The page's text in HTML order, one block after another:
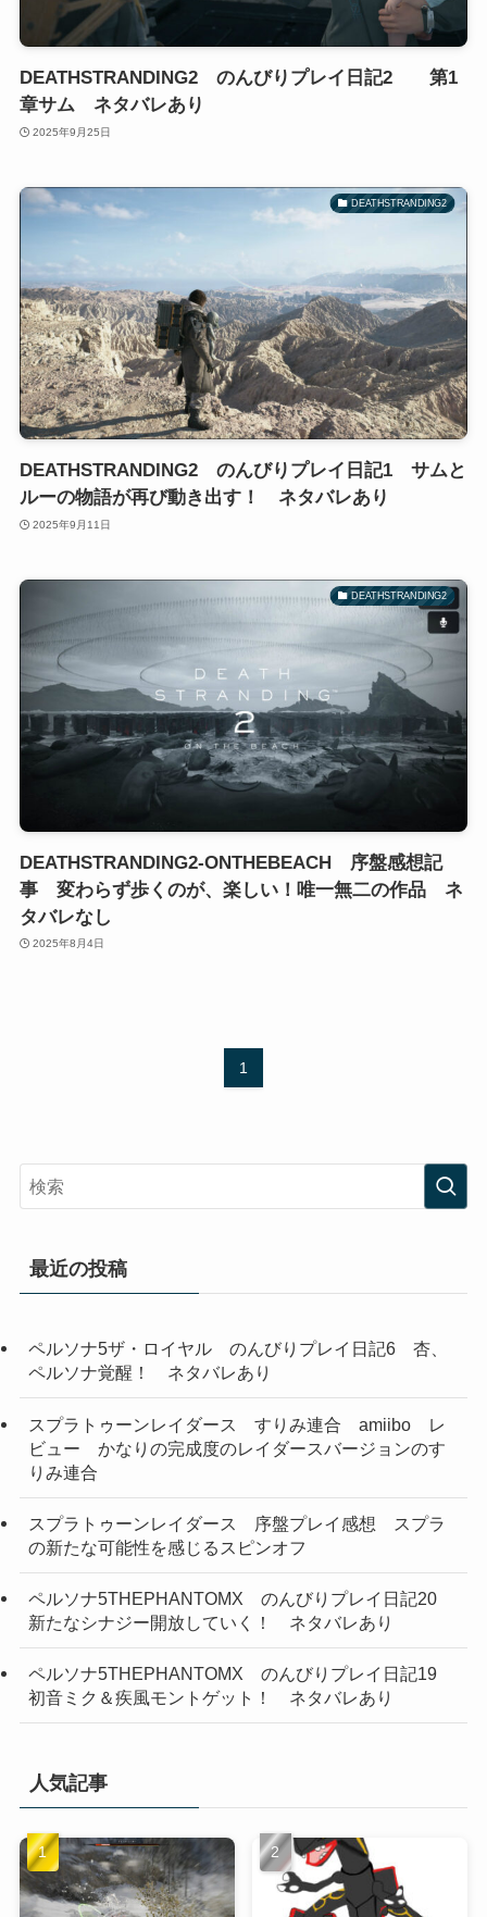
DEATHSTRANDING2 のんびりプレイ日記2 第1
章サム ネタバレあり
2025年9月25日
DEATHSTRANDING2
DEATHSTRANDING2 のんびりプレイ日記1 サムと
ルーの物語が再び動き出す！ ネタバレあり
2025年9月11日
DEATHSTRANDING2
DEATHSTRANDING2-ONTHEBEACH 序盤感想記
事 変わらず歩くのが、楽しい！唯一無二の作品 ネ
タバレなし
2025年8月4日
1
最近の投稿
ペルソナ5ザ・ロイヤル のんびりプレイ日記6 杏、
ペルソナ覚醒！ ネタバレあり
スプラトゥーンレイダース すりみ連合 amiibo レ
ビュー かなりの完成度のレイダースバージョンのす
りみ連合
スプラトゥーンレイダース 序盤プレイ感想 スプラ
の新たな可能性を感じるスピンオフ
ペルソナ5THEPHANTOMX のんびりプレイ日記20
新たなシナジー開放していく！ ネタバレあり
ペルソナ5THEPHANTOMX のんびりプレイ日記19
初音ミク＆疾風モントゲット！ ネタバレあり
人気記事